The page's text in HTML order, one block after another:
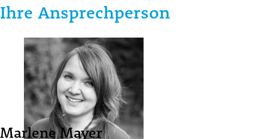
Ihre Ansprechperson
Marlene Mayer